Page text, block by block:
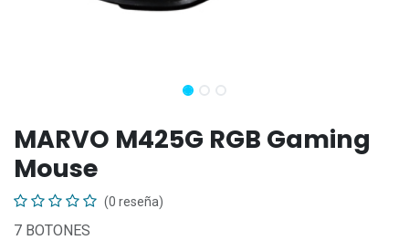
MARVO M425G RGB Gaming
Mouse
(0 reseña)
7 BOTONES